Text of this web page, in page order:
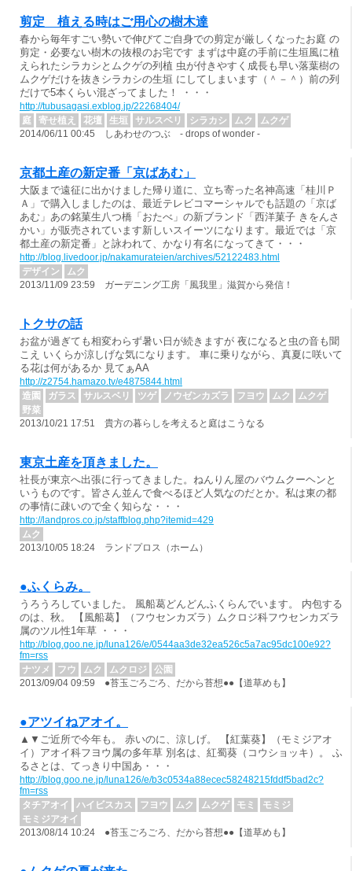
剪定 植える時はご用心の樹木達
春から毎年すごい勢いで伸びてご自身での剪定が厳しくなったお庭 の
剪定・必要ない樹木の抜根のお宅です まずは中庭の手前に生垣風に植
えられたシラカシとムクゲの列植 虫が付きやすく成長も早い落葉樹の
ムクゲだけを抜きシラカシの生垣 にしてしまいます（＾－＾）前の列
だけで5本くらい混ざってました！ ・・・
http://tubusagasi.exblog.jp/22268404/
庭
寄せ植え 花壇 生垣 サルスベリ シラカシ ムク
ムクゲ
2014/06/11 00:45 しあわせのつぶ - drops of wonder -
京都土産の新定番「京ばあむ」
大阪まで遠征に出かけました帰り道に、立ち寄った名神高速「桂川Ｐ
Ａ」で購入しましたのは、最近テレビコマーシャルでも話題の「京ば
あむ」あの銘菓生八つ橋「おたべ」の新ブランド「西洋菓子 きをんさ
かい」が販売されています新しいスイーツになります。最近では「京
都土産の新定番」と詠われて、かなり有名になってきて・・・
http://blog.livedoor.jp/nakamurateien/archives/52122483.html
デザイン
ムク
2013/11/09 23:59 ガーデニング工房「風我里」滋賀から発信！
トクサの話
お盆が過ぎても相変わらず暑い日が続きますが 夜になると虫の音も聞
こえ いくらか涼しげな気になります。 車に乗りながら、真夏に咲いて
る花は何があるか 見てぁΑΑ
http://z2754.hamazo.tv/e4875844.html
造園
ガラス サルスベリ ツゲ ノウゼンカズラ フヨウ ムク
ムクゲ
野菜
2013/10/21 17:51 貴方の暮らしを考えると庭はこうなる
東京土産を頂きました。
社長が東京へ出張に行ってきました。ねんりん屋のバウムクーヘンと
いうものです。皆さん並んで食べるほど人気なのだとか。私は東の都
の事情に疎いので全く知らな・・・
http://landpros.co.jp/staffblog.php?itemid=429
ムク
2013/10/05 18:24 ランドプロス（ホーム）
●ふくらみ。
うろうろしていました。 風船葛どんどんふくらんでいます。 内包する
のは、秋。 【風船葛】（フウセンカズラ）ムクロジ科フウセンカズラ
属のツル性1年草 ・・・
http://blog.goo.ne.jp/luna126/e/0544aa3de32ea526c5a7ac95dc100e92?
fm=rss
ナツメ
フウ ムク ムクロジ
公園
2013/09/04 09:59 ●苔玉ごろごろ、だから苔想●●【道草めも】
●アツイねアオイ。
▲▼ご近所で今年も。 赤いのに、涼しげ。 【紅葉葵】（モミジアオ
イ）アオイ科フヨウ属の多年草 別名は、紅蜀葵（コウショッキ）。 ふ
るさとは、てっきり中国あ・・・
http://blog.goo.ne.jp/luna126/e/b3c0534a88ecec58248215fddf5bad2c?
fm=rss
タチアオイ
ハイビスカス フヨウ ムク ムクゲ モミ
モミジ
モミジアオイ
2013/08/14 10:24 ●苔玉ごろごろ、だから苔想●●【道草めも】